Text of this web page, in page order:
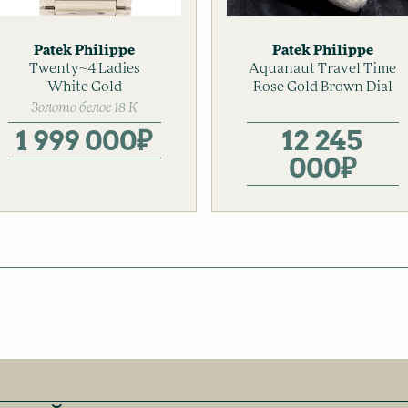
Patek Philippe
Женские часы
Золотые часы
Twenty~4 Ladies
White Gold
Золото белое 18 К
1 999 000₽
Patek Philippe
Золотые часы
Мужские часы
Aquanaut Travel Time
Rose Gold Brown Dial
12 245
000₽